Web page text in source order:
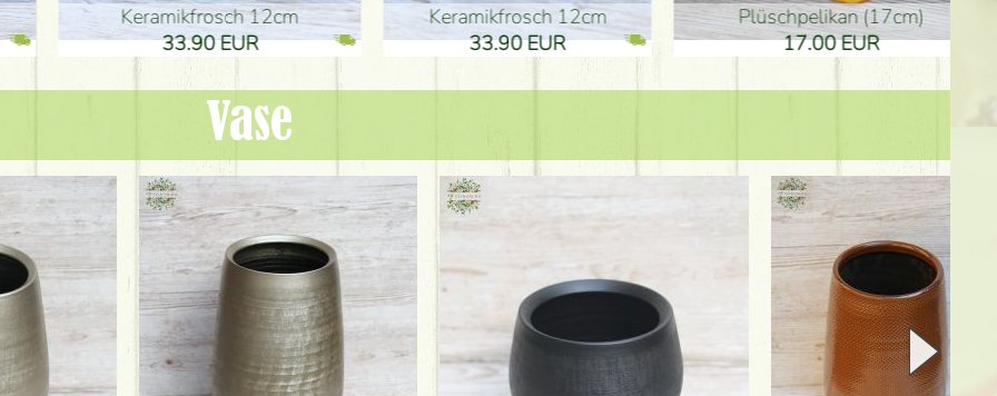
12cm
EUR
Keramikfrosch 12cm
33.90 EUR
Plüschpelikan (17cm)
17.00 EUR
10.50
Vase